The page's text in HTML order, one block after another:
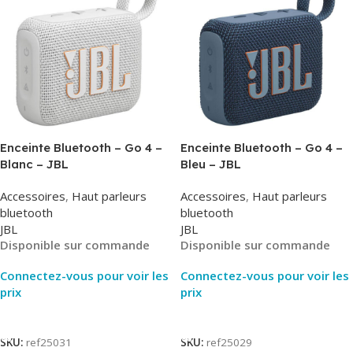
Enceinte Bluetooth – Go 4 –
Blanc – JBL
Accessoires, Haut parleurs
bluetooth
JBL
Disponible sur commande
Connectez-vous pour voir les
prix
SKU: ref25031
Enceinte Bluetooth – Go 4 –
Bleu – JBL
Accessoires, Haut parleurs
bluetooth
JBL
Disponible sur commande
Connectez-vous pour voir les
prix
SKU: ref25029